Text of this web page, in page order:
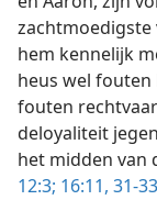
zachtmoedigste
hem kennelijk
heus wel
fouten
deloyaliteit
het midden van
12:3; 16:11, 31-33